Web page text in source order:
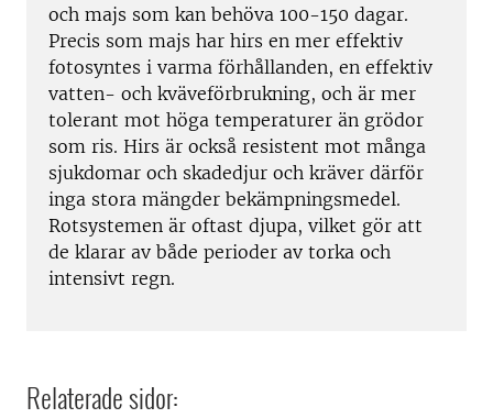
och majs som kan behöva 100-150 dagar.
Precis som majs har hirs en mer effektiv
fotosyntes i varma förhållanden, en effektiv
vatten- och kväveförbrukning, och är mer
tolerant mot höga temperaturer än grödor
som ris. Hirs är också resistent mot många
sjukdomar och skadedjur och kräver därför
inga stora mängder bekämpningsmedel.
Rotsystemen är oftast djupa, vilket gör att
de klarar av både perioder av torka och
intensivt regn.
Relaterade sidor: